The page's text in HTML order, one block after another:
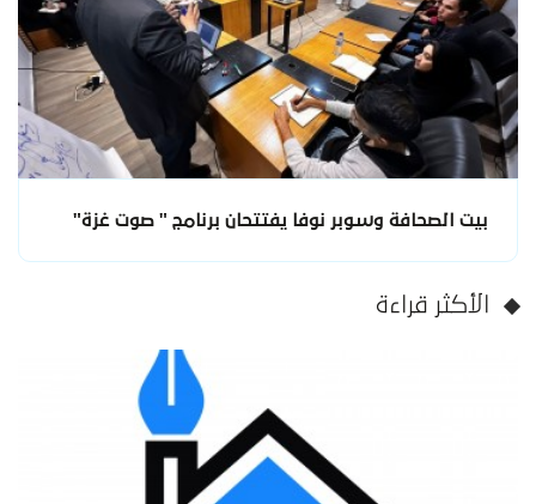
بيت الصحافة وسوبر نوفا يفتتحان برنامج " صوت غزة"
الأكثر قراءة